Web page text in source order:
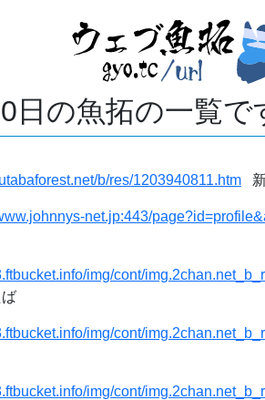
日の魚拓の一覧で
b/res/1203940811.htm
net.jp:443/
img/cont/
img/cont/
img/cont/